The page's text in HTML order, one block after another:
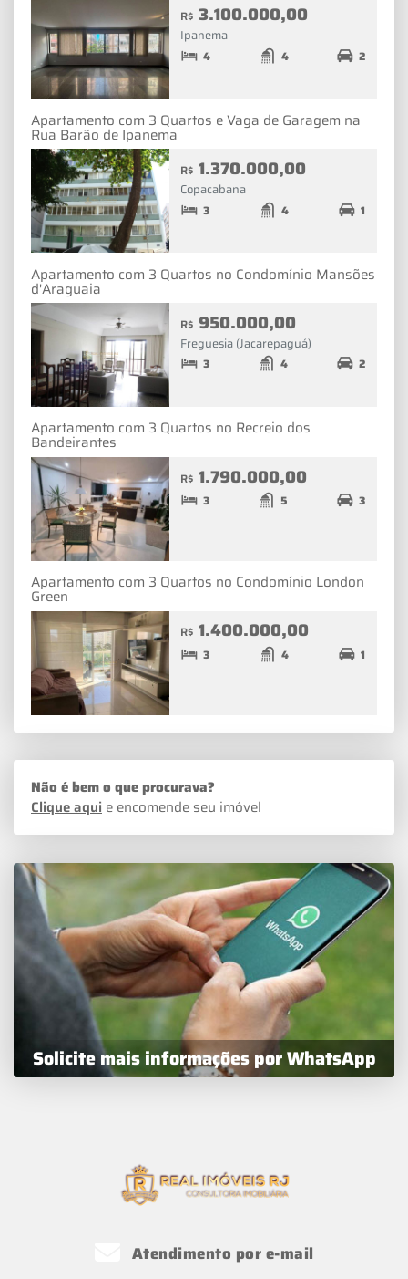
R$ 3.100.000,00
Ipanema
4 4 2
Apartamento com 3 Quartos e Vaga de Garagem na
Rua Barão de Ipanema
R$ 1.370.000,00
Copacabana
3 4 1
Apartamento com 3 Quartos no Condomínio Mansões
d'Araguaia
R$ 950.000,00
Freguesia (Jacarepaguá)
3 4 2
Apartamento com 3 Quartos no Recreio dos
Bandeirantes
R$ 1.790.000,00
3 5 3
Apartamento com 3 Quartos no Condomínio London
Green
R$ 1.400.000,00
3 4 1
Não é bem o que procurava?
Clique aqui e encomende seu imóvel
Solicite mais informações por WhatsApp
Atendimento por e-mail